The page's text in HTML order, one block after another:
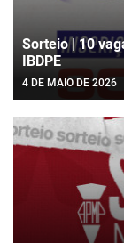
Sorteio | 10
IBDPE
4 DE MAIO DE 2026